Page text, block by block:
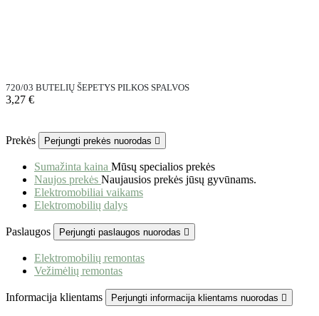
720/03 BUTELIŲ ŠEPETYS PILKOS SPALVOS
3,27 €
Prekės Perjungti prekės nuorodas 
Sumažinta kaina Mūsų specialios prekės
Naujos prekės Naujausios prekės jūsų gyvūnams.
Elektromobiliai vaikams
Elektromobilių dalys
Paslaugos Perjungti paslaugos nuorodas 
Elektromobilių remontas
Vežimėlių remontas
Informacija klientams Perjungti informacija klientams nuorodas 